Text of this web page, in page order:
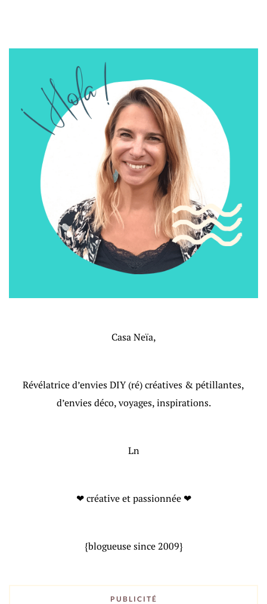
Casa Neïa,
Révélatrice d’envies DIY (ré) créatives & pétillantes,
d’envies déco, voyages, inspirations.
Ln
❤ créative et passionnée ❤
{blogueuse since 2009}
PUBLICITÉ